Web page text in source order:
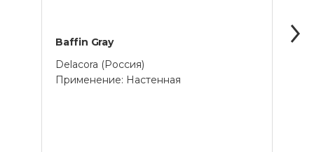
Baffin Gray
Delacora (Россия)
Применение: Настенная
Alcor